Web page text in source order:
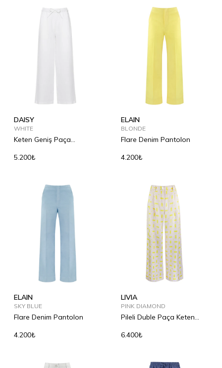
DAISY
WHITE
Keten Geniş Paça
5.200₺
ELAIN
BLONDE
Flare Denim Pantolon
4.200₺
ELAIN
SKY BLUE
Flare Denim Pantolon
4.200₺
LIVIA
PINK DIAMOND
Pileli Duble Paça Keten
6.400₺